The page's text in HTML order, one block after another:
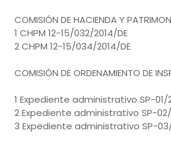
COMISIÓN DE HACIENDA Y
1 CHPM 12-15/032/2014/DE
2 CHPM 12-15/034/2014/DE
COMISIÓN DE ORDENAMIENTO DE
1 Expediente administrativo SP-01/
2 Expediente administrativo SP-02/
3 Expediente administrativo SP-